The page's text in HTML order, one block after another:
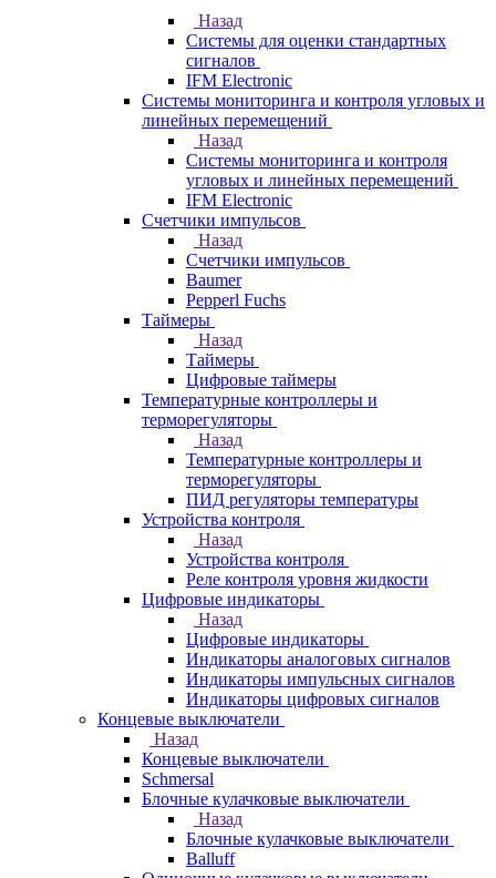
Назад
Системы для оценки стандартных
сигналов
IFM Electronic
Системы мониторинга и контроля угловых и
линейных перемещений
Назад
Системы мониторинга и контроля
угловых и линейных перемещений
IFM Electronic
Счетчики импульсов
Назад
Счетчики импульсов
Baumer
Pepperl Fuchs
Таймеры
Назад
Таймеры
Цифровые таймеры
Температурные контроллеры и
терморегуляторы
Назад
Температурные контроллеры и
терморегуляторы
ПИД регуляторы температуры
Устройства контроля
Назад
Устройства контроля
Реле контроля уровня жидкости
Цифровые индикаторы
Назад
Цифровые индикаторы
Индикаторы аналоговых сигналов
Индикаторы импульсных сигналов
Индикаторы цифровых сигналов
Концевые выключатели
Назад
Концевые выключатели
Schmersal
Блочные кулачковые выключатели
Назад
Блочные кулачковые выключатели
Balluff